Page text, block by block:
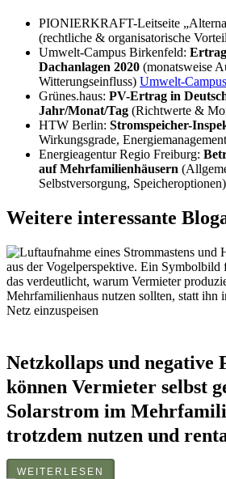
PIONIERKRAFT-Leitseite
(rechtliche & organisatorische
Umwelt-Campus Birkenfeld:
Dachanlagen 2020 (monatsweise
Witterungseinfluss) Umwelt-Campus
Grünes.haus: PV-Ertrag in
Jahr/Monat/Tag (Richtwerte &
HTW Berlin: Stromspeicher-
Wirkungsgrade,
Energieagentur Regio Freiburg:
auf Mehrfamilienhäusern
Selbstversorgung,
Weitere interessante
Netzkollaps und negative
können Vermieter selbst
Solarstrom im
trotzdem nutzen und
WEITERLESEN